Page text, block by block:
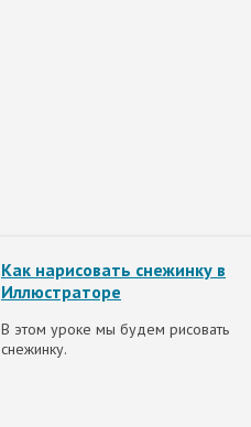
Как нарисовать снежинку в
Иллюстраторе
В этом уроке мы будем рисовать
снежинку.